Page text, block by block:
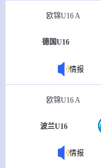
欧锦U16 A
德国U16
情报
欧锦U16 A
波兰U16
情报